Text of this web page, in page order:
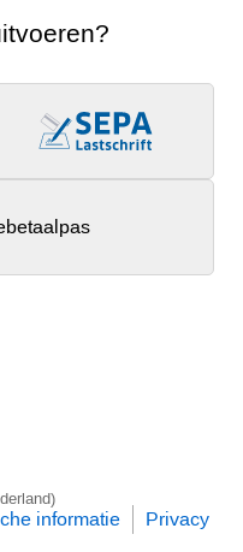
informatie Privacy